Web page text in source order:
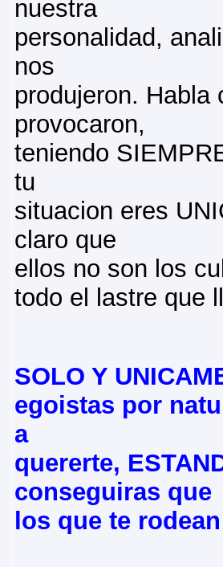
nuestra
personalidad,
nos
produjeron. Habla
provocaron,
teniendo
tu
situacion eres
claro que
ellos no son los
todo el lastre que
SOLO Y
egoistas por
a
quererte,
conseguiras que
los que te